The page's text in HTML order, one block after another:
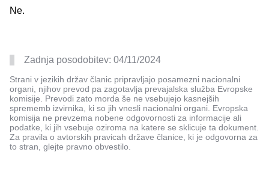
Ne.
Zadnja posodobitev: 04/11/2024
Strani v jezikih držav članic pripravljajo posamezni nacionalni
organi, njihov prevod pa zagotavlja prevajalska služba Evropske
komisije. Prevodi zato morda še ne vsebujejo kasnejših
sprememb izvirnika, ki so jih vnesli nacionalni organi. Evropska
komisija ne prevzema nobene odgovornosti za informacije ali
podatke, ki jih vsebuje oziroma na katere se sklicuje ta dokument.
Za pravila o avtorskih pravicah države članice, ki je odgovorna za
to stran, glejte pravno obvestilo.